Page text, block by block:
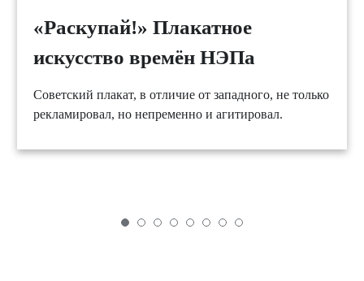
«Раскупай!» Плакатное
искусство времён НЭПа
Советский плакат, в отличие от западного, не только
рекламировал, но непременно и агитировал.